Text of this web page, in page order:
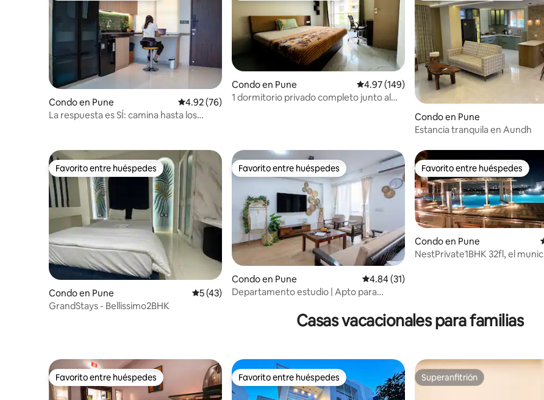
Condo en Pune Calificación promedio: 4.92 de 5, 76 reseñas
4.92 (76)
La respuesta es SÍ: camina hasta los
Condo en Pune Calificación promedio: 4.97 de 5, 149 reseñas
4.97 (149)
1 dormitorio privado completo junto al
Condo en Pune
Estancia tranquila en Aundh
Favorito entre huéspedes
Favorito entre huéspedes
Condo en Pune Calificación promedio: 5 de 5, 43 reseñas
5 (43)
GrandStays - Bellissimo2BHK
Favorito entre huéspedes
Favorito entre huéspedes
Condo en Pune Calificación promedio: 4.84 de 5, 31 reseñas
4.84 (31)
Departamento estudio | Apto para
Favorito entre huéspedes
Favorito entre huéspedes
Condo en Pune
NestPrivate1BHK 32fl, el
Casas vacacionales para familias
Favorito entre huéspedes
Favorito entre huéspedes Favorito entre huéspedes
Favorito entre huéspedes Superanfitrión
Superanfitrión